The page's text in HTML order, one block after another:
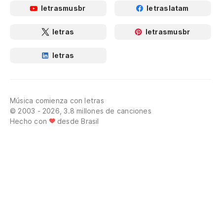
letrasmusbr letraslatam
letras letrasmusbr
letras
Música comienza con letras
© 2003 - 2026, 3.8 millones de canciones
Hecho con
desde Brasil